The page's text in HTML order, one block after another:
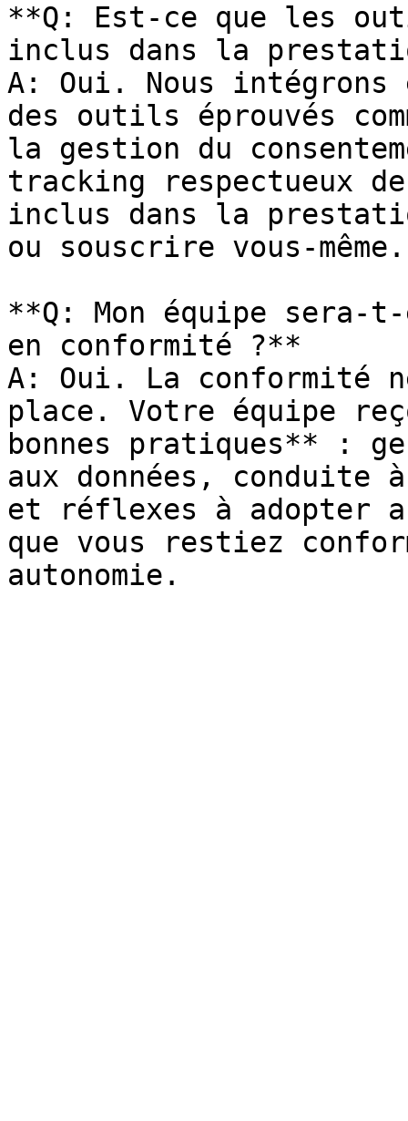
**Q: Est-ce que les
inclus dans la
A: Oui. Nous intégrons
des outils éprouvés
la gestion du
tracking respectueux
inclus dans la
ou souscrire vous-même.
**Q: Mon équipe sera-
en conformité ?**
A: Oui. La conformité
place. Votre équipe
bonnes pratiques** :
aux données,
et réflexes à adopter
que vous restiez